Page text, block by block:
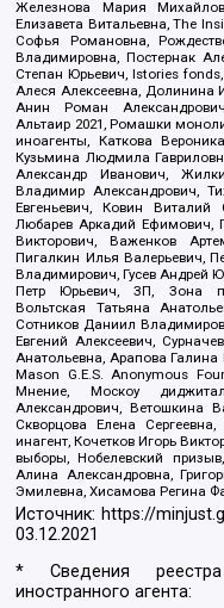
Железнова Мария
Елизавета Витальевна, The
Софья Романовна,
Владимировна, Постернак
Степан Юрьевич, Istories
Алеся Алексеевна, Долинина
Анин Роман
Альтаир 2021, Ромашки
иноагенты, Каткова
Кузьмина Людмила
Александр Иванович,
Владимир Александрович,
Евгеньевич, Ковин Виталий
Любарев Аркадий Ефимович,
Викторович, Важенков
Пигалкин Илья Валерьевич,
Владимирович, Гусев Андрей
Петр Юрьевич, ЗП, Зона
Вольтская Татьяна
Сотников Даниил
Евгений Алексеевич,
Анатольевна, Арапова
Mason G.E.S. Anonymous
Мнение, Москоу
Александрович, Ветошкина
Скворцова Елена
инагент, Кочетков Игорь
выборы, Нобелевский
Алина Александровна,
Эмилевна, Хисамова Регина
Источник: https://
03.12.2021
* Сведения
иностранного агента: